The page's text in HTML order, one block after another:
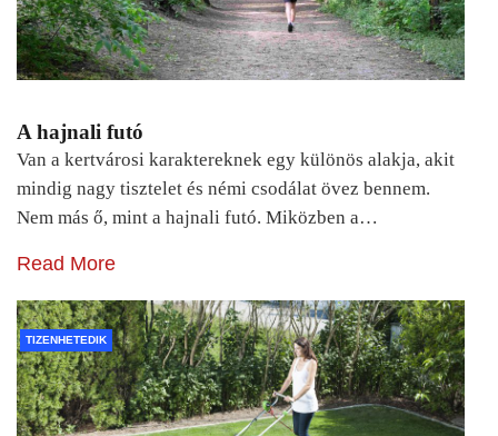
A hajnali futó
Van a kertvárosi karaktereknek egy különös alakja, akit
mindig nagy tisztelet és némi csodálat övez bennem.
Nem más ő, mint a hajnali futó. Miközben a…
Read More
TIZENHETEDIK